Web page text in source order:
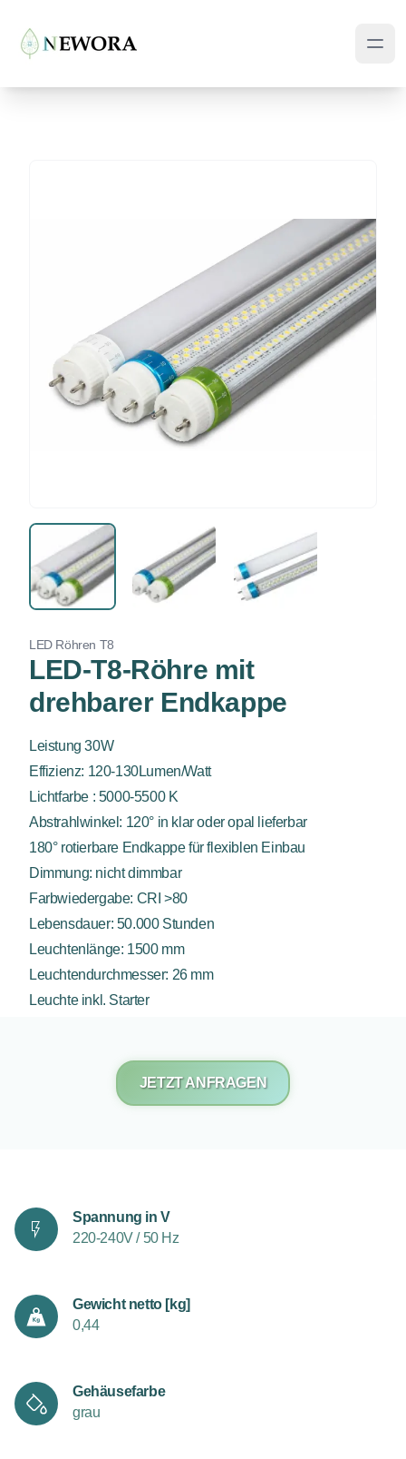
LED Röhren T8
LED-T8-Röhre mit
drehbarer Endkappe
Leistung 30W
Effizienz: 120-130Lumen/Watt
Lichtfarbe : 5000-5500 K
Abstrahlwinkel: 120° in klar oder opal lieferbar
180° rotierbare Endkappe für flexiblen Einbau
Dimmung: nicht dimmbar
Farbwiedergabe: CRI >80
Lebensdauer: 50.000 Stunden
Leuchtenlänge: 1500 mm
Leuchtendurchmesser: 26 mm
Leuchte inkl. Starter
JETZT ANFRAGEN
Spannung in V
220-240V / 50 Hz
Gewicht netto [kg]
0,44
Gehäusefarbe
grau